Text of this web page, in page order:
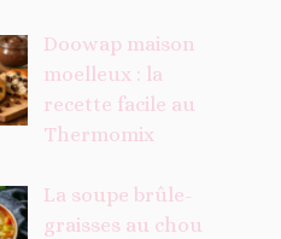
Doowap maison
moelleux : la
recette facile au
Thermomix
La soupe brûle-
graisses au chou